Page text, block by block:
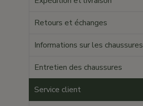
Retours et échanges
Informations sur les chaussures
Entretien des chaussures
Service client